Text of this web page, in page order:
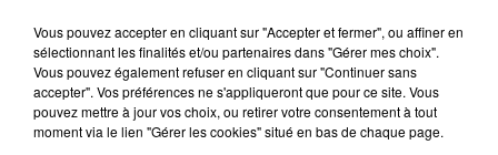
5 août 2026
Tiakola annonce le premier concert de
son WpointM Tour
Vous pouvez accepter en cliquant sur "Accepter et fermer", ou affiner en
sélectionnant les finalités et/ou partenaires dans "Gérer mes choix".
Vous pouvez également refuser en cliquant sur "Continuer sans
accepter". Vos préférences ne s'appliqueront que pour ce site. Vous
pouvez mettre à jour vos choix, ou retirer votre consentement à tout
moment via le lien "Gérer les cookies" situé en bas de chaque page.